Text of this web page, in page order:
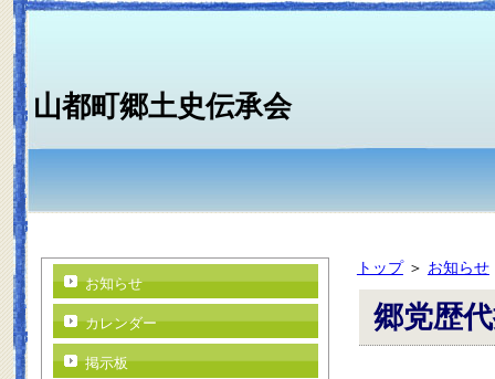
山都町郷土史伝承会
トップ＞ お知らせ
郷党歴
お知らせ
カレンダー
掲示板